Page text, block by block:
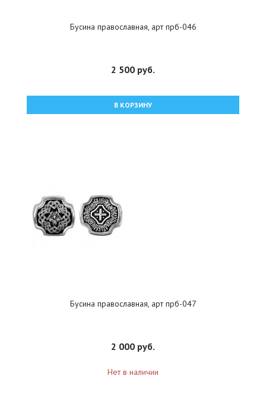
Бусина православная, арт прб-046
2 500 руб.
В КОРЗИНУ
Бусина православная, арт прб-047
2 000 руб.
Нет в наличии